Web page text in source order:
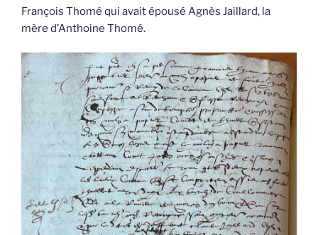
François Thomé qui avait épousé Agnès Jaillard, la
mère d’Anthoine Thomé.